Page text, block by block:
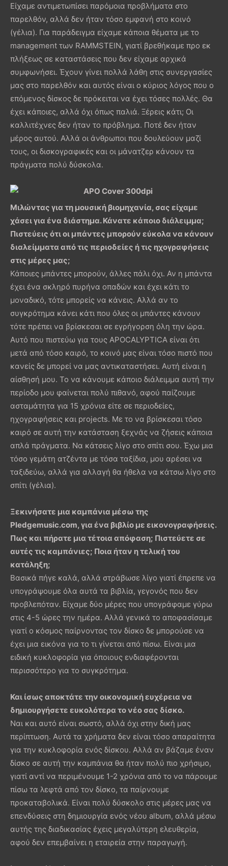
Είχαμε αντιμετωπίσει παρόμοια προβλήματα στο
παρελθόν, αλλά δεν ήταν τόσο εμφανή στο κοινό
(γέλια). Για παράδειγμα είχαμε κάποια θέματα με το
management των RAMMSTEIN, γιατί βρεθήκαμε προ εκ
πλήξεως σε καταστάσεις που δεν είχαμε αρχικά
συμφωνήσει. Έχουν γίνει πολλά λάθη στις συνεργασίες
μας στο παρελθόν και αυτός είναι ο κύριος λόγος που ο
επόμενος δίσκος δε πρόκειται να έχει τόσες πολλές. Θα
έχει κάποιες, αλλά όχι όπως παλιά. Ξέρεις κάτι; Οι
καλλιτέχνες δεν ήταν το πρόβλημα. Ποτέ δεν ήταν
μέρος αυτού. Αλλά οι άνθρωποι που δουλεύουν μαζί
τους, οι δισκογραφικές και οι μάνατζερ κάνουν τα
πράγματα πολύ δύσκολα.
Μιλώντας για τη μουσική βιομηχανία, σας είχαμε
χάσει για ένα διάστημα. Κάνατε κάποιο διάλειμμα;
Πιστεύεις ότι οι μπάντες μπορούν εύκολα να κάνουν
διαλείμματα από τις περιοδείες ή τις ηχογραφήσεις
στις μέρες μας;
Κάποιες μπάντες μπορούν, άλλες πάλι όχι. Αν η μπάντα
έχει ένα σκληρό πυρήνα οπαδών και έχει κάτι το
μοναδικό, τότε μπορείς να κάνεις. Αλλά αν το
συγκρότημα κάνει κάτι που όλες οι μπάντες κάνουν
τότε πρέπει να βρίσκεσαι σε εγρήγορση όλη την ώρα.
Αυτό που πιστεύω για τους APOCALYPTICA είναι ότι
μετά από τόσο καιρό, το κοινό μας είναι τόσο πιστό που
κανείς δε μπορεί να μας αντικαταστήσει. Αυτή είναι η
αίσθησή μου. Το να κάνουμε κάποιο διάλειμμα αυτή την
περίοδο μου φαίνεται πολύ πιθανό, αφού παίζουμε
ασταμάτητα για 15 χρόνια είτε σε περιοδείες,
ηχογραφήσεις και projects. Με το να βρίσκεσαι τόσο
καιρό σε αυτή την κατάσταση ξεχνάς να ζήσεις κάποια
απλά πράγματα. Να κάτσεις λίγο στο σπίτι σου. Έχω μια
τόσο γεμάτη ατζέντα με τόσα ταξίδια, μου αρέσει να
ταξιδεύω, αλλά για αλλαγή θα ήθελα να κάτσω λίγο στο
σπίτι (γέλια).
Ξεκινήσατε μια καμπάνια μέσω της
Pledgemusic.com, για ένα βιβλίο με εικονογραφήσεις.
Πως και πήρατε μια τέτοια απόφαση; Πιστεύετε σε
αυτές τις καμπάνιες; Ποια ήταν η τελική του
κατάληξη;
Βασικά πήγε καλά, αλλά στράβωσε λίγο γιατί έπρεπε να
υπογράψουμε όλα αυτά τα βιβλία, γεγονός που δεν
προβλεπόταν. Είχαμε δύο μέρες που υπογράφαμε γύρω
στις 4-5 ώρες την ημέρα. Αλλά γενικά το αποφασίσαμε
γιατί ο κόσμος παίρνοντας τον δίσκο δε μπορούσε να
έχει μια εικόνα για το τι γίνεται από πίσω. Είναι μια
ειδική κυκλοφορία για όποιους ενδιαφέρονται
περισσότερο για το συγκρότημα.
Και ίσως αποκτάτε την οικονομική ευχέρεια να
δημιουργήσετε ευκολότερα το νέο σας δίσκο.
Ναι και αυτό είναι σωστό, αλλά όχι στην δική μας
περίπτωση. Αυτά τα χρήματα δεν είναι τόσο απαραίτητα
για την κυκλοφορία ενός δίσκου. Αλλά αν βάζαμε έναν
δίσκο σε αυτή την καμπάνια θα ήταν πολύ πιο χρήσιμο,
γιατί αντί να περιμένουμε 1-2 χρόνια από το να πάρουμε
πίσω τα λεφτά από τον δίσκο, τα παίρνουμε
προκαταβολικά. Είναι πολύ δύσκολο στις μέρες μας να
επενδύσεις στη δημιουργία ενός νέου album, αλλά μέσω
αυτής της διαδικασίας έχεις μεγαλύτερη ελευθερία,
αφού δεν επεμβαίνει η εταιρεία στην παραγωγή.